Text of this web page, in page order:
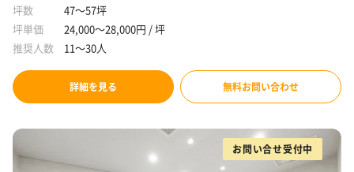
坪数
47～57坪
坪単価
24,000～28,000円 / 坪
推奨人数
11～30人
詳細を見る 無料お問い合わせ
お問い合せ受付中